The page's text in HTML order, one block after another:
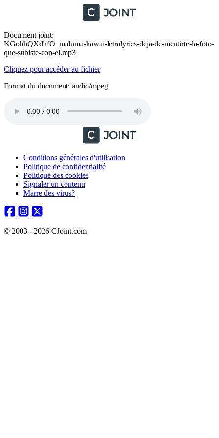
Document joint:
KGohhQXdhfO_maluma-hawai-letralyrics-deja-de-mentirte-la-foto-
que-subiste-con-el.mp3
Cliquez pour accéder au fichier
Format du document: audio/mpeg
Conditions générales d'utilisation
Politique de confidentialité
Politique des cookies
Signaler un contenu
Marre des virus?
© 2003 - 2026 CJoint.com